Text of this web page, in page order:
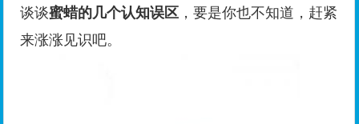
谈谈蜜蜡的几个认知误区 ，要是你也不知道，赶紧
来涨涨见识吧。